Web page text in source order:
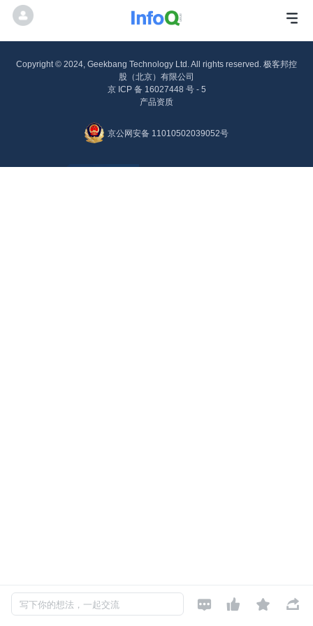
写下你的想法，一起交流    
Copyright © 2024, Geekbang Technology Ltd. All rights reserved. 极客邦控
股（北京）有限公司
京 ICP 备 16027448 号 - 5
产品资质
京公网安备 11010502039052号